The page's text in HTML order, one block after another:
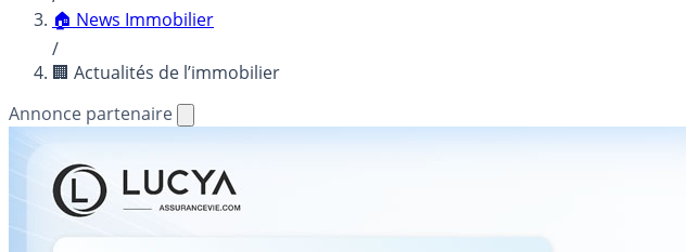
🏠 News Immobilier
/
🏢 Actualités de l’immobilier
Annonce partenaire